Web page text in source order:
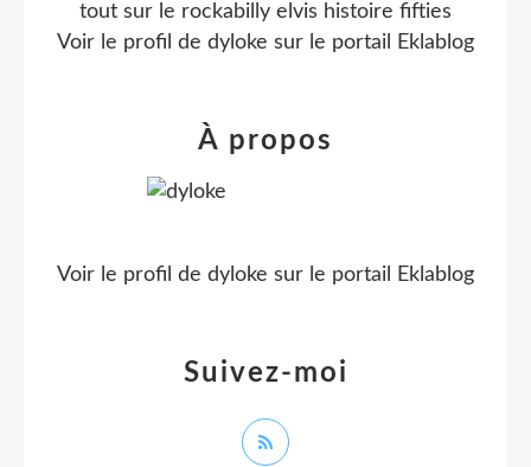
tout sur le rockabilly elvis histoire fifties
Voir le profil de dyloke sur le portail Eklablog
Suivez-moi
À propos
Voir le profil de dyloke sur le portail Eklablog